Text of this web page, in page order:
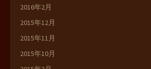
2016年2月
2015年12月
2015年11月
2015年10月